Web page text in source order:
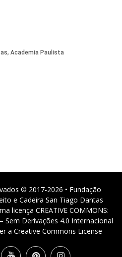
© 2017-2026 • Fundação
e Cadeira San Tiago Dantas
licença CREATIVE COMMONS:
Sem Derivações 4.0 Internacional
a Creative Commons License